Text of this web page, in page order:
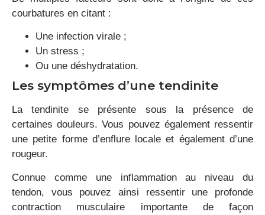
courbatures en citant :
Une infection virale ;
Un stress ;
Ou une déshydratation.
Les symptômes d’une tendinite
La tendinite se présente sous la présence de
certaines douleurs. Vous pouvez également ressentir
une petite forme d’enflure locale et également d’une
rougeur.
Connue comme une inflammation au niveau du
tendon, vous pouvez ainsi ressentir une profonde
contraction musculaire importante de façon